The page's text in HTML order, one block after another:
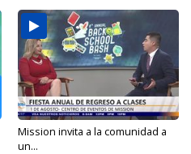
Mission invita a la comunidad a
un...